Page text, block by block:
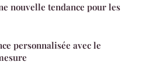
nouvelle tendance pour les
personnalisée avec le